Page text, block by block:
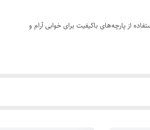
از پارچه‌های باکیفیت برای خوابی آرام و